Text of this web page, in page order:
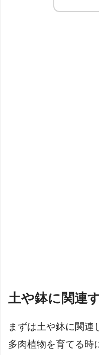
土や鉢に関連
まずは土や鉢に関連
多肉植物を育てる時